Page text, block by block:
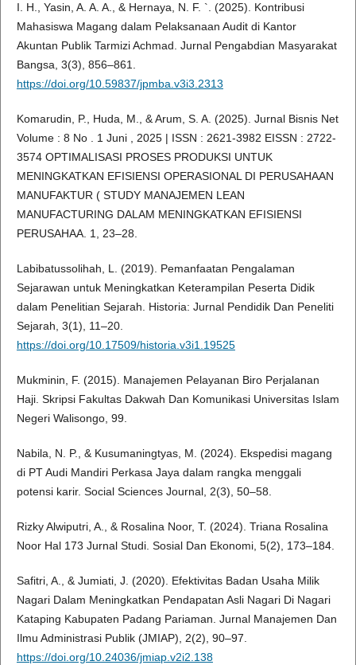
I. H., Yasin, A. A. A., & Hernaya, N. F. `. (2025). Kontribusi
Mahasiswa Magang dalam Pelaksanaan Audit di Kantor
Akuntan Publik Tarmizi Achmad. Jurnal Pengabdian Masyarakat
Bangsa, 3(3), 856–861.
https://doi.org/10.59837/jpmba.v3i3.2313
Komarudin, P., Huda, M., & Arum, S. A. (2025). Jurnal Bisnis Net
Volume : 8 No . 1 Juni , 2025 | ISSN : 2621-3982 EISSN : 2722-
3574 OPTIMALISASI PROSES PRODUKSI UNTUK
MENINGKATKAN EFISIENSI OPERASIONAL DI PERUSAHAAN
MANUFAKTUR ( STUDY MANAJEMEN LEAN
MANUFACTURING DALAM MENINGKATKAN EFISIENSI
PERUSAHAA. 1, 23–28.
Labibatussolihah, L. (2019). Pemanfaatan Pengalaman
Sejarawan untuk Meningkatkan Keterampilan Peserta Didik
dalam Penelitian Sejarah. Historia: Jurnal Pendidik Dan Peneliti
Sejarah, 3(1), 11–20.
https://doi.org/10.17509/historia.v3i1.19525
Mukminin, F. (2015). Manajemen Pelayanan Biro Perjalanan
Haji. Skripsi Fakultas Dakwah Dan Komunikasi Universitas Islam
Negeri Walisongo, 99.
Nabila, N. P., & Kusumaningtyas, M. (2024). Ekspedisi magang
di PT Audi Mandiri Perkasa Jaya dalam rangka menggali
potensi karir. Social Sciences Journal, 2(3), 50–58.
Rizky Alwiputri, A., & Rosalina Noor, T. (2024). Triana Rosalina
Noor Hal 173 Jurnal Studi. Sosial Dan Ekonomi, 5(2), 173–184.
Safitri, A., & Jumiati, J. (2020). Efektivitas Badan Usaha Milik
Nagari Dalam Meningkatkan Pendapatan Asli Nagari Di Nagari
Kataping Kabupaten Padang Pariaman. Jurnal Manajemen Dan
Ilmu Administrasi Publik (JMIAP), 2(2), 90–97.
https://doi.org/10.24036/jmiap.v2i2.138